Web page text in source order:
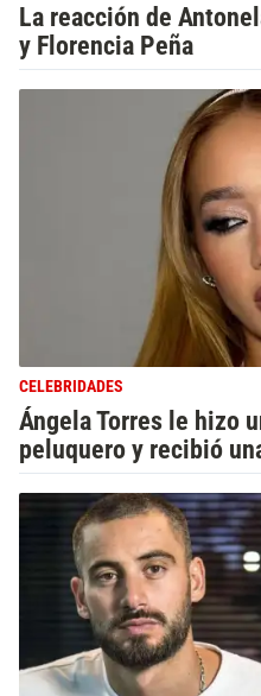
La reacción de
y Florencia Peña
CELEBRIDADES
Ángela Torres le hizo
peluquero y recibió